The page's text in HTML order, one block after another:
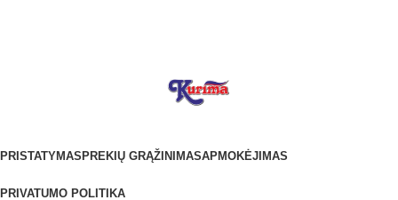
PRISTATYMAS PREKIŲ GRĄŽINIMASAPMOKĖJIMAS
PRIVATUMO POLITIKA